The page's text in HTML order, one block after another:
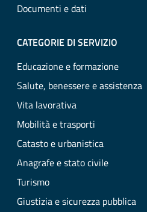
Documenti e dati
CATEGORIE DI SERVIZIO
Educazione e formazione
Salute, benessere e assistenza
Vita lavorativa
Mobilità e trasporti
Catasto e urbanistica
Anagrafe e stato civile
Turismo
Giustizia e sicurezza pubblica